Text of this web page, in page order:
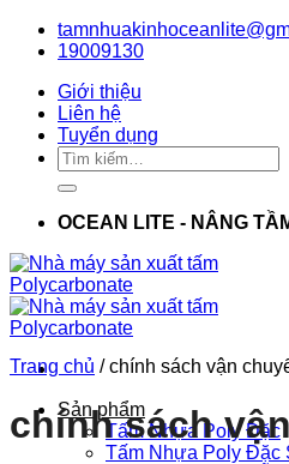
qua
dung
19009130
Giới thiệu
Liên hệ
Tuyển dụng
Tìm
kiếm:
OCEAN LITE - NÂNG
Sản phẩm
Tấm Nhựa Poly Đặc
Tấm Nhựa Poly Đặc
Trang chủ /chính sách vận
chính sách